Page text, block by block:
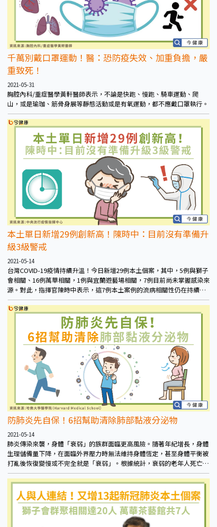
千萬別戴口罩運動！醫：恐防疫失效、加重負擔，嚴
重致死！
2021-05-31
胸腔內科/重症醫學黃軒醫師表示，不論是快跑、慢跑、騎車運動、爬
山，或是瑜珈、筋骨身展等靜態活動或是有氧運動，都不應戴口罩執行。
本土單日新增29例創新高！陳時中：目前沒有準備升
級3級警戒
2021-05-14
台灣COVID-19疫情持續升溫！今日新增29例本土個案，其中，5例與獅子
會相關、16例萬華相關，1例與宜蘭遊藝場相關，7例目前尚未掌握感染來
源。對此，指揮官陳時中表示，這7例本土案例的流病相關性仍在持續疫
調當中、「指揮中心目前並沒有準備要升級到三級警戒」。
防肺炎先自保！6招幫助清除肺部黏液分泌物
2021-05-14
肺炎傳染來襲，身體「衰弱」的族群面臨更高風險。隨著年紀增長，身體
生理儲備量下降，在面臨外界壓力時無法維持身體恆定，甚至身體平衡被
打亂後恢復變慢或不完全就是「衰弱」。根據統計，衰弱的老年人死亡率
更高，比起身體狀況強健的老人，死亡率高出3-5倍。